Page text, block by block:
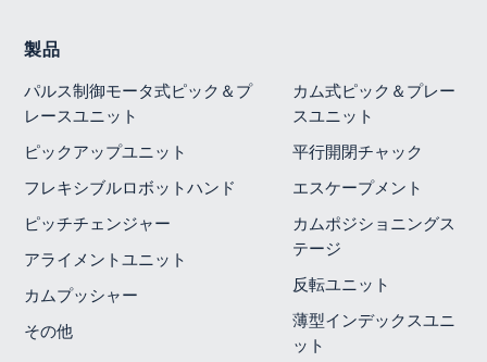
製品
パルス制御モータ式ピック＆プ
レースユニット
ピックアップユニット
フレキシブルロボットハンド
ピッチチェンジャー
アライメントユニット
カムプッシャー
その他
カム式ピック＆プレー
スユニット
平行開閉チャック
エスケープメント
カムポジショニングス
テージ
反転ユニット
薄型インデックスユニ
ット